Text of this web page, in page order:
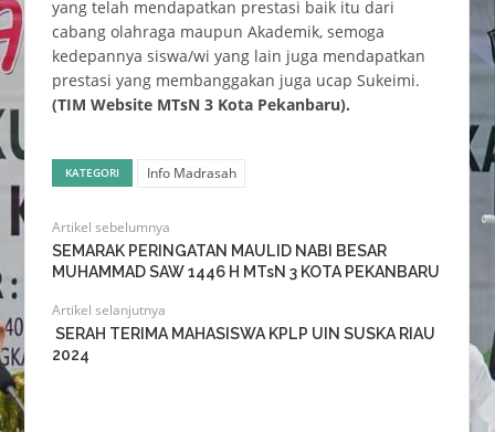
yang telah mendapatkan prestasi baik itu dari
cabang olahraga maupun Akademik, semoga
kedepannya siswa/wi yang lain juga mendapatkan
prestasi yang membanggakan juga ucap Sukeimi.
(TIM Website MTsN 3 Kota Pekanbaru).
KATEGORI Info Madrasah
Artikel sebelumnya
SEMARAK PERINGATAN MAULID NABI BESAR
MUHAMMAD SAW 1446 H MTsN 3 KOTA PEKANBARU
Artikel selanjutnya
SERAH TERIMA MAHASISWA KPLP UIN SUSKA RIAU
2024